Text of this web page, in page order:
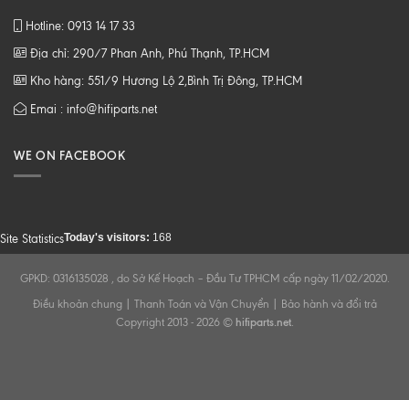
Hotline: 0913 14 17 33
Địa chỉ: 290/7 Phan Anh, Phú Thạnh, TP.HCM
Kho hàng: 551/9 Hương Lộ 2,Bình Trị Đông, TP.HCM
Emai : info@hifiparts.net
WE ON FACEBOOK
Site StatisticsToday's visitors: 168
GPKD: 0316135028 , do Sở Kế Hoạch – Đầu Tư TPHCM cấp ngày 11/02/2020.
Điều khoản chung| Thanh Toán và Vận Chuyển
Bảo hành và đổi trả
Copyright 2013 - 2026 © hifiparts.net.